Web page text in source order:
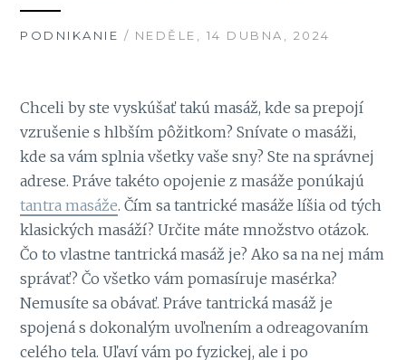
PODNIKANIE / NEDĚLE, 14 DUBNA, 2024
Chceli by ste vyskúšať takú masáž, kde sa prepojí
vzrušenie s hlbším pôžitkom? Snívate o masáži,
kde sa vám splnia všetky vaše sny? Ste na správnej
adrese. Práve takéto opojenie z masáže ponúkajú
tantra masáže. Čím sa tantrické masáže líšia od tých
klasických masáží?Určite máte množstvo otázok.
Čo to vlastne tantrická masáž je? Ako sa na nej mám
správať? Čo všetko vám pomasíruje masérka?
Nemusíte sa obávať. Práve tantrická masáž je
spojená s dokonalým uvoľnením a odreagovaním
celého tela. Uľaví vám po fyzickej, ale i po